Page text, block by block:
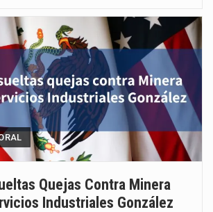
Quejas Contra Minera
Industriales González